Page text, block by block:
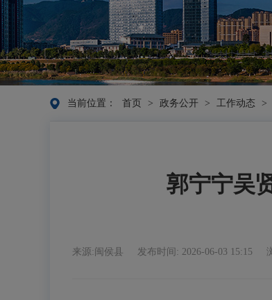
当前位置： 首页 > 政务公开 > 工作动态 >
郭宁宁吴
来源:闽侯县 发布时间: 2026-06-03 15:15